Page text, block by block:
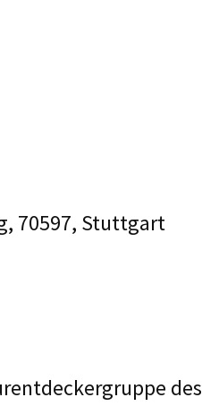
70597, Stuttgart
des